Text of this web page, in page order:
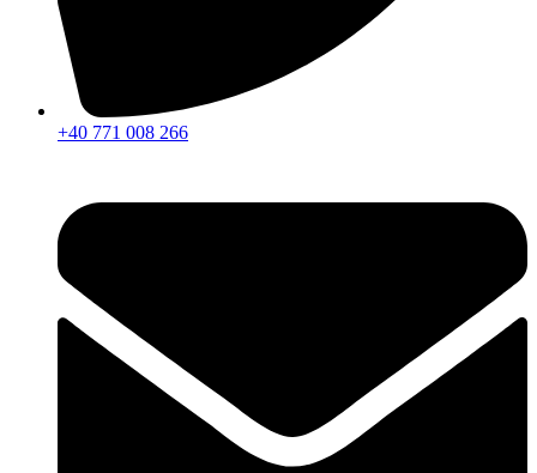
+40 771 008 266